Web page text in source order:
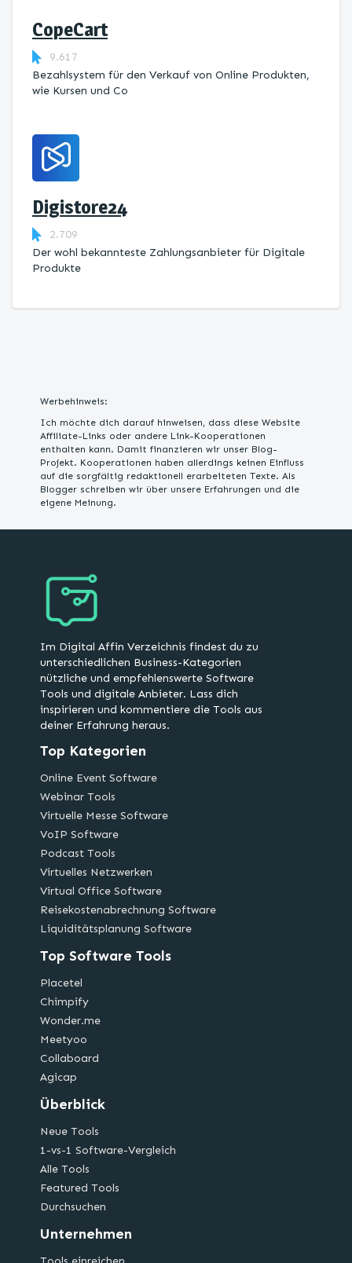
CopeCart
9.617
Bezahlsystem für den Verkauf von Online Produkten,
wie Kursen und Co
Digistore24
2.709
Der wohl bekannteste Zahlungsanbieter für Digitale
Produkte
Werbehinweis:
Ich möchte dich darauf hinweisen, dass diese Website
Affiliate-Links oder andere Link-Kooperationen
enthalten kann. Damit finanzieren wir unser Blog-
Projekt. Kooperationen haben allerdings keinen Einfluss
auf die sorgfältig redaktionell erarbeiteten Texte. Als
Blogger schreiben wir über unsere Erfahrungen und die
eigene Meinung.
Im Digital Affin Verzeichnis findest du zu
unterschiedlichen Business-Kategorien
nützliche und empfehlenswerte Software
Tools und digitale Anbieter. Lass dich
inspirieren und kommentiere die Tools aus
deiner Erfahrung heraus.
Top Kategorien
Online Event Software
Webinar Tools
Virtuelle Messe Software
VoIP Software
Podcast Tools
Virtuelles Netzwerken
Virtual Office Software
Reisekostenabrechnung Software
Liquiditätsplanung Software
Top Software Tools
Placetel
Chimpify
Wonder.me
Meetyoo
Collaboard
Agicap
Überblick
Neue Tools
1-vs-1 Software-Vergleich
Alle Tools
Featured Tools
Durchsuchen
Unternehmen